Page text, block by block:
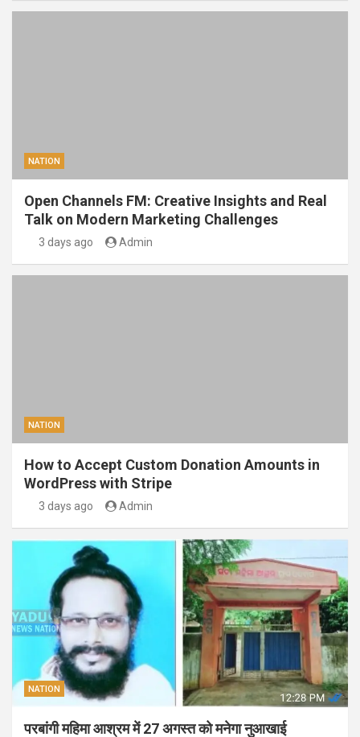
NATION
Open Channels FM: Creative Insights and Real
Talk on Modern Marketing Challenges
3 days ago Admin
NATION
How to Accept Custom Donation Amounts in
WordPress with Stripe
3 days ago Admin
NATION
परबांगी महिमा आश्रम में 27 अगस्त को मनेगा नुआखाई